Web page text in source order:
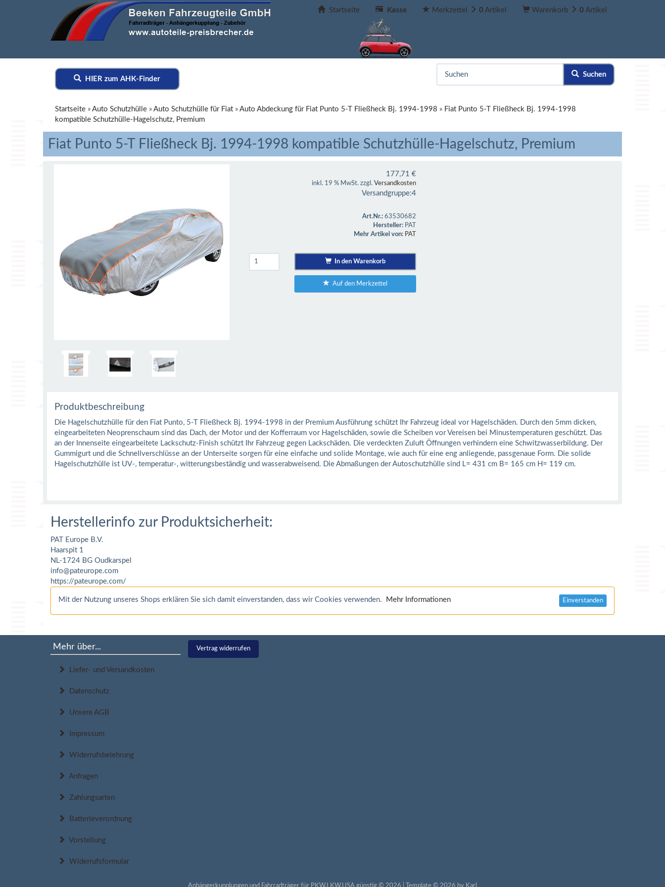
Startseite Kasse Merkzettel 0 Artikel Warenkorb 0 Artikel
Suchen
HIER zum AHK-Finder
Startseite » Auto Schutzhülle » Auto Schutzhülle für Fiat » Auto Abdeckung für Fiat Punto 5-T Fließheck Bj. 1994-1998 » Fiat Punto 5-T Fließheck Bj. 1994-1998
kompatible Schutzhülle-Hagelschutz, Premium
Fiat Punto 5-T Fließheck Bj. 1994-1998 kompatible Schutzhülle-Hagelschutz, Premium
177,71 €
inkl. 19 % MwSt. zzgl. Versandkosten
Versandgruppe:4
Art.Nr.:63530682
Hersteller: PAT
Mehr Artikel von: PAT
In den Warenkorb
Auf den Merkzettel
Produktbeschreibung
Die Hagelschutzhülle für den Fiat Punto, 5-T Fließheck Bj. 1994-1998 in der Premium Ausführung schützt Ihr Fahrzeug ideal vor Hagelschäden. Durch den 5mm dicken,
eingearbeiteten Neoprenschaum sind das Dach, der Motor und der Kofferraum vor Hagelschäden, sowie die Scheiben vor Vereisen bei Minustemperaturen geschützt. Das
an der Innenseite eingearbeitete Lackschutz-Finish schützt Ihr Fahrzeug gegen Lackschäden. Die verdeckten Zuluft Öffnungen verhindern eine Schwitzwasserbildung. Der
Gummigurt und die Schnellverschlüsse an der Unterseite sorgen für eine einfache und solide Montage, wie auch für eine eng anliegende, passgenaue Form. Die solide
Hagelschutzhülle ist UV-, temperatur-, witterungsbeständig und wasserabweisend. Die Abmaßungen der Autoschutzhülle sind L= 431 cm B= 165 cm H= 119 cm.
Herstellerinfo zur Produktsicherheit:
PAT Europe B.V.
Haarspit 1
NL-1724 BG Oudkarspel
info@pateurope.com
https://pateurope.com/
Mit der Nutzung unseres Shops erklären Sie sich damit einverstanden, dass wir Cookies verwenden. Mehr Informationen Einverstanden
Mehr über...
Liefer- und Versandkosten
Datenschutz
Unsere AGB
Impressum
Widerrufsbelehrung
Anfragen
Zahlungsarten
Batterieverordnung
Vorstellung
Widerrufsformular
Vertrag widerrufen